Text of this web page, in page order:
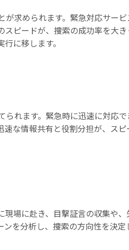
求められます。緊急対応サー
ピードが、捜索の成功率を大
に移します。
れます。緊急時に迅速に対応
な情報共有と役割分担が、ス
場に赴き、目撃証言の収集や
を分析し、捜索の方向性を決